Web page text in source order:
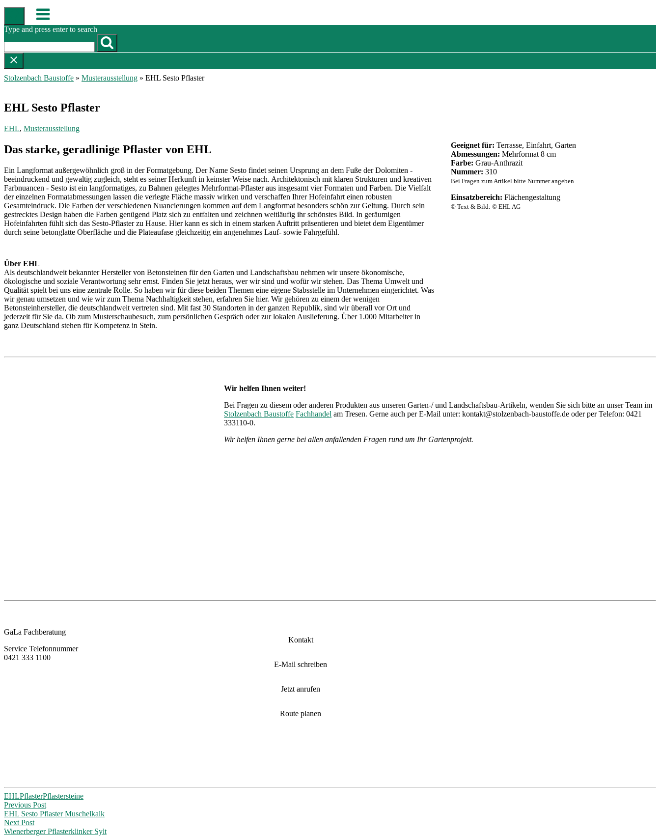
Skip
content
Menu
Type and press enter to search
Stolzenbach Baustoffe » Musterausstellung » EHL Sesto Pflaster
EHL Sesto Pflaster
EHL, Musterausstellung
Das starke, geradlinige Pflaster von EHL
Ein Langformat außergewöhnlich groß in der Formatgebung. Der Name Sesto findet seinen Ursprung an dem Fuße der Dolomiten -
beeindruckend und gewaltig zugleich, steht es seiner Herkunft in keinster Weise nach. Architektonisch mit klaren Strukturen und kreativen
Farbnuancen - Sesto ist ein langformatiges, zu Bahnen gelegtes Mehrformat-Pflaster aus insgesamt vier Formaten und Farben. Die Vielfalt
der einzelnen Formatabmessungen lassen die verlegte Fläche massiv wirken und verschaffen Ihrer Hofeinfahrt einen robusten
Gesamteindruck. Die Farben der verschiedenen Nuancierungen kommen auf dem Langformat besonders schön zur Geltung. Durch sein
gestrecktes Design haben die Farben genügend Platz sich zu entfalten und zeichnen weitläufig ihr schönstes Bild. In geräumigen
Hofeinfahrten fühlt sich das Sesto-Pflaster zu Hause. Hier kann es sich in einem starken Auftritt präsentieren und bietet dem Eigentümer
durch seine betonglatte Oberfläche und die Plateaufase gleichzeitig ein angenehmes Lauf- sowie Fahrgefühl.
Über EHL
Als deutschlandweit bekannter Hersteller von Betonsteinen für den Garten und Landschaftsbau nehmen wir unsere ökonomische,
ökologische und soziale Verantwortung sehr ernst. Finden Sie jetzt heraus, wer wir sind und wofür wir stehen. Das Thema Umwelt und
Qualität spielt bei uns eine zentrale Rolle. So haben wir für diese beiden Themen eine eigene Stabsstelle im Unternehmen eingerichtet. Was
wir genau umsetzen und wie wir zum Thema Nachhaltigkeit stehen, erfahren Sie hier. Wir gehören zu einem der wenigen
Betonsteinhersteller, die deutschlandweit vertreten sind. Mit fast 30 Standorten in der ganzen Republik, sind wir überall vor Ort und
jederzeit für Sie da. Ob zum Musterschaubesuch, zum persönlichen Gespräch oder zur lokalen Auslieferung. Über 1.000 Mitarbeiter in
ganz Deutschland stehen für Kompetenz in Stein.
Geeignet für: Terrasse, Einfahrt, Garten
Abmessungen: Mehrformat 8 cm
Farbe: Grau-Anthrazit
Nummer: 310
Bei Fragen zum Artikel bitte Nummer angeben
Einsatzbereich: Flächengestaltung
© Text & Bild: © EHL AG
Wir helfen Ihnen weiter!
Bei Fragen zu diesem oder anderen Produkten aus unseren Garten-/ und Landschaftsbau-Artikeln, wenden Sie sich bitte an unser Team im
Stolzenbach Baustoffe Fachhandel am Tresen. Gerne auch per E-Mail unter: kontakt@stolzenbach-baustoffe.de oder per Telefon: 0421
333110-0.
Wir helfen Ihnen gerne bei allen anfallenden Fragen rund um Ihr Gartenprojekt.
GaLa Fachberatung
Service Telefonnummer
0421 333 1100
Kontakt
E-Mail schreiben
Jetzt anrufen
Route planen
EHLPflasterPflastersteine
Post
navigation
Previous Post
EHL Sesto Pflaster Muschelkalk
Next Post
Wienerberger Pflasterklinker Sylt